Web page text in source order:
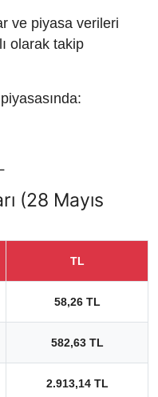
ve piyasa verileri
olarak takip
(28 Mayıs
TL
58,26 TL
582,63 TL
2.913,14 TL